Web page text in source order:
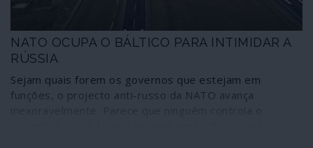
NATO OCUPA O BÁLTICO PARA INTIMIDAR A
RÚSSIA
Sejam quais forem os governos que estejam em
funções, o projecto anti-russo da NATO avança